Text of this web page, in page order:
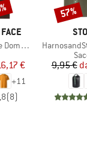
Sleeve
di prodotti
ridotto
€
+11
(8)
Articolo
9,95 €
Sconto
57%